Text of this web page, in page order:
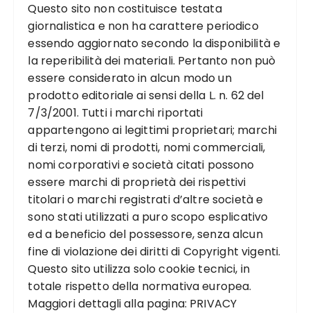
Questo sito non costituisce testata
giornalistica e non ha carattere periodico
essendo aggiornato secondo la disponibilità e
la reperibilità dei materiali. Pertanto non può
essere considerato in alcun modo un
prodotto editoriale ai sensi della L. n. 62 del
7/3/2001. Tutti i marchi riportati
appartengono ai legittimi proprietari; marchi
di terzi, nomi di prodotti, nomi commerciali,
nomi corporativi e società citati possono
essere marchi di proprietà dei rispettivi
titolari o marchi registrati d’altre società e
sono stati utilizzati a puro scopo esplicativo
ed a beneficio del possessore, senza alcun
fine di violazione dei diritti di Copyright vigenti.
Questo sito utilizza solo cookie tecnici, in
totale rispetto della normativa europea.
Maggiori dettagli alla pagina: PRIVACY